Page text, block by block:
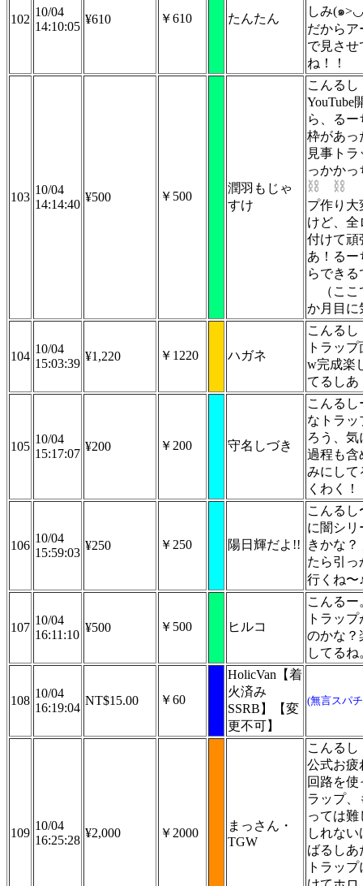
102
10/04
14:10:05
¥610 ￥610 たんたん
しみ(๑
だからア
で見させ
ね！！
103
10/04
14:14:40
¥500 ￥500
潤羽もじゃ
すけ
こんるし
YouTube
ら、るー
枠があっ
見事ト
っかかっ
プ作り大
けど、全
付けて頑
あ！るー
らできる
（こ
か月目に
104
10/04
15:03:39
¥1,220 ￥1220 ハガネ
こんるし
トラッ
w完成楽
てるしあ
105
10/04
15:17:07
¥200 ￥200 守名しづき
こんるし
なトラッ
ろう、気
過程も含
みにして
くわく！
106
10/04
15:59:03
¥250 ￥250 陽日輝だよ!!
こんるし
に闇シリ
きかな？
たら引っ
行くね〜
107
10/04
16:11:10
¥500 ￥500 ヒルコ
こんるー
トラッ
のかな？
してるね
108
10/04
16:19:04
NT$15.00 ￥60
HolicVan【着
火済み
SSRB】【変
更不可】
(無言スパ
109
10/04
16:25:28
¥2,000 ￥2000
まっさん・
TGW
こんるし
公式お疲
回路を使
ラップ、
っては難
しれな
ばるしあ
トラッ